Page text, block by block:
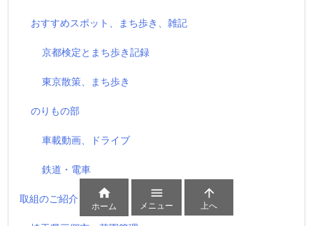
おすすめスポット、まち歩き、雑記
京都検定とまち歩き記録
東京散策、まち歩き
のりもの部
車載動画、ドライブ
鉄道・電車
取組のご紹介 
ホーム

メニュー

上へ